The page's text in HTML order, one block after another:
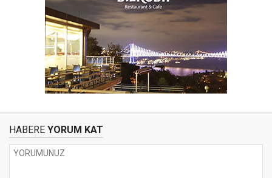
HABERE YORUM KAT